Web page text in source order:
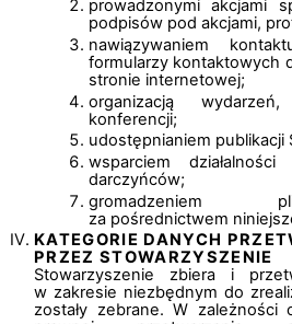
prowadzonymi akcjami
podpisów pod akcjami,
nawiązywaniem
formularzy kontaktowych
stronie internetowej;
organizacją
konferencji;
udostępnianiem publikacji
wsparciem
darczyńców;
gromadzeniem
za pośrednictwem
KATEGORIE DANYCH
PRZEZ STOWARZYSZENIE
Stowarzyszenie zbiera i
w zakresie niezbędnym do
zostały zebrane. W